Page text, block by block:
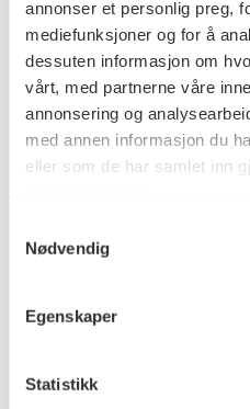
annonser et personlig preg,
mediefunksjoner og for å
dessuten informasjon om
vårt, med partnerne våre
annonsering og
med annen informasjon du
eller som de har samlet inn
Nødvendig
Egenskaper
Statistikk
Postboks 6994
St. Olavs plass
0130 Oslo
post@koro.no
Victoria Terrasse 11